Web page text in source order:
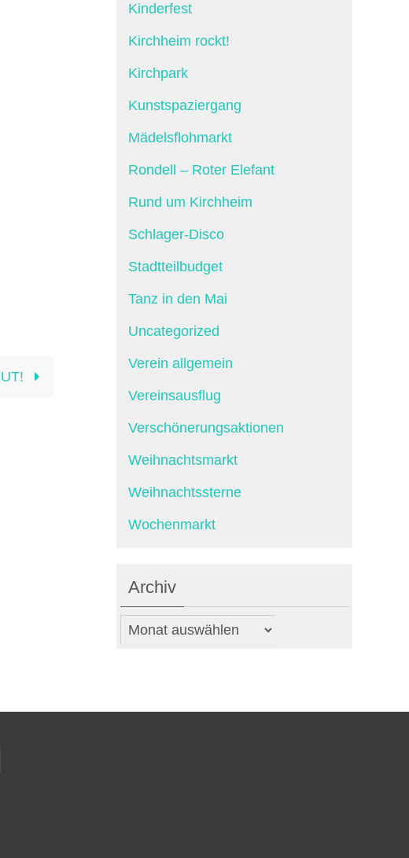
Kinderfest
Kirchheim rockt!
Kirchpark
Kunstspaziergang
Mädelsflohmarkt
Rondell – Roter Elefant
Rund um Kirchheim
Schlager-Disco
Stadtteilbudget
Tanz in den Mai
Uncategorized
Verein allgemein
Vereinsausflug
Verschönerungsaktionen
Weihnachtsmarkt
Weihnachtssterne
Wochenmarkt
Archiv
Archiv